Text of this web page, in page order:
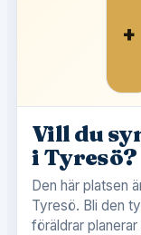
+
Vill du
i Tyresö?
Den här platsen
Tyresö. Bli den
föräldrar